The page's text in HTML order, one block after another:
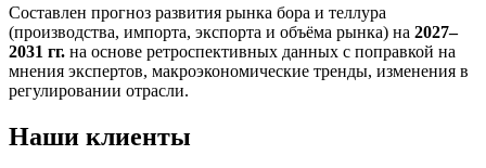
Составлен прогноз развития рынка бора и теллура
(производства, импорта, экспорта и объёма рынка) на 2027–
2031 гг. на основе ретроспективных данных с поправкой на
мнения экспертов, макроэкономические тренды, изменения в
регулировании отрасли.
Наши клиенты